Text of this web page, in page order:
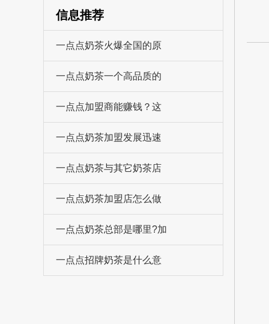
信息推荐
一点点奶茶火爆全国的原
一点点奶茶一个高品质的
一点点加盟商能赚钱？这
一点点奶茶加盟发展迅速
一点点奶茶与其它奶茶店
一点点奶茶加盟店怎么做
一点点奶茶总部是哪里?加
一点点招牌奶茶是什么意